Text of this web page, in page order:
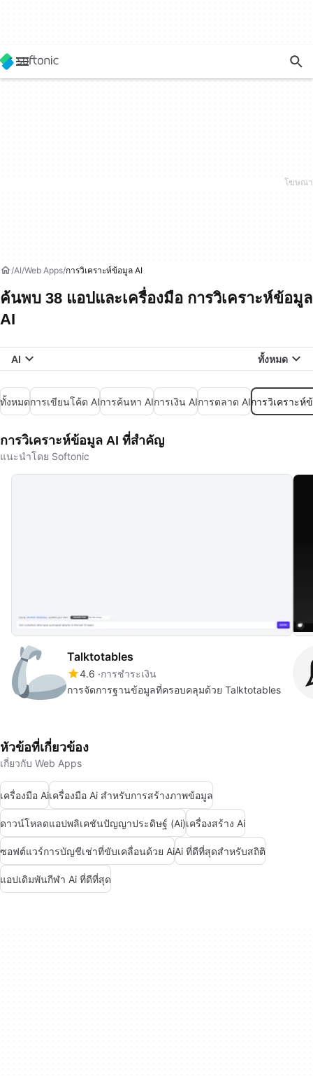
AI Web Apps การวิเคราะห์ข้อมูล AI
ค้นพบ 38 แอปและเครื่องมือ การวิเคราะห์ข้อมูล
AI
AI ทั้งหมด
ทั้งหมดการเขียนโค้ด AIการค้นหา AIการเงิน AIการตลาด AIการวิเคราะห์
การวิเคราะห์ข้อมูล AI ที่สำคัญ
แนะนำโดย Softonic
Talktotables
4.6 การชำระเงิน
การจัดการฐานข้อมูลที่ครอบคลุมด้วย Talktotables
หัวข้อที่เกี่ยวข้อง
เกี่ยวกับ Web Apps
เครื่องมือ Aiเครื่องมือ Ai สำหรับการสร้างภาพข้อมูล
ดาวน์โหลดแอปพลิเคชันปัญญาประดิษฐ์ (Ai)เครื่องสร้าง Ai
ซอฟต์แวร์การบัญชีเช่าที่ขับเคลื่อนด้วย AiAi ที่ดีที่สุดสำหรับสถิติ
แอปเดิมพันกีฬา Ai ที่ดีที่สุด